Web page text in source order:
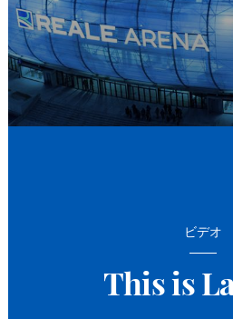
ビデオ
This is